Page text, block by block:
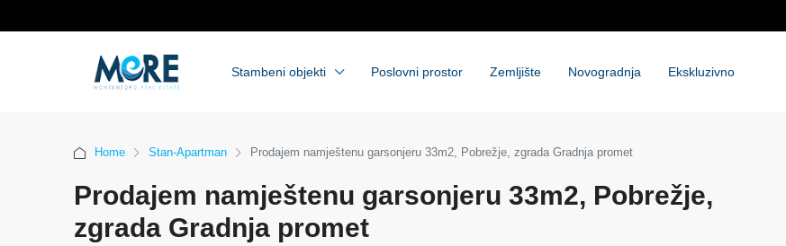
Stambeni objekti Poslovni prostor Zemljište Novogradnja Ekskluzivno
Home Stan-Apartman Prodajem namještenu garsonjeru 33m2, Pobrežje, zgrada Gradnja promet
Prodajem namještenu garsonjeru 33m2, Pobrežje,
zgrada Gradnja promet